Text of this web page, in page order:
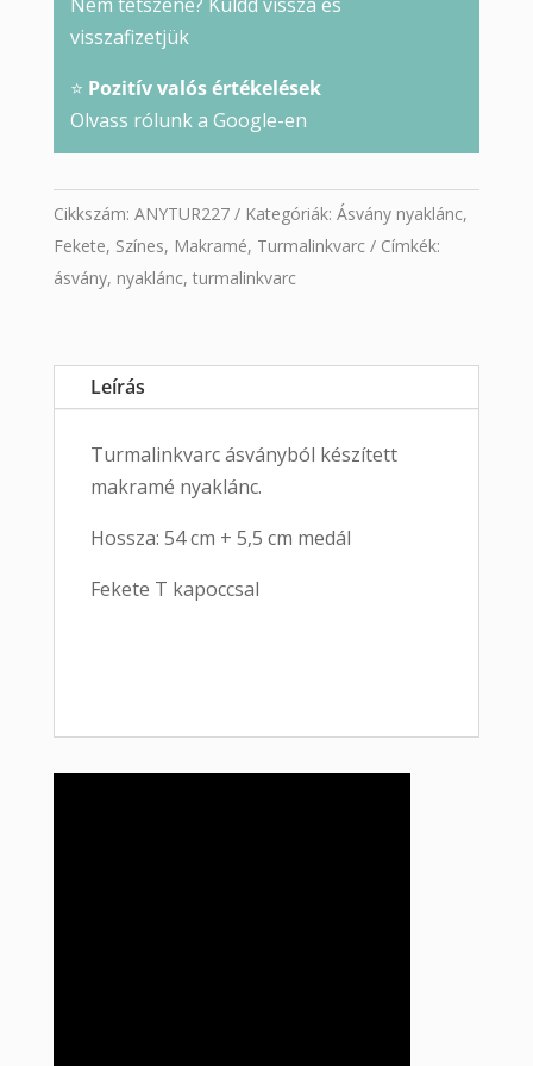
Nem tetszene? Küldd vissza és
visszafizetjük
⭐ Pozitív valós értékelések
Olvass rólunk a Google-en
Cikkszám: ANYTUR227 Kategóriák: Ásvány nyaklánc,
Fekete, Színes, Makramé, Turmalinkvarc
Címkék:
ásvány, nyaklánc, turmalinkvarc
Leírás
Turmalinkvarc ásványból készített
makramé nyaklánc.
Hossza: 54 cm + 5,5 cm medál
Fekete T kapoccsal